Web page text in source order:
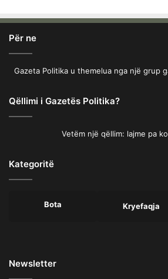
Për ne
Gazeta Politika u themelua nga një grup
Qëllimi i Gazetës Politika?
Vetëm një qëllim: lajme pa
Kategoritë
Bota Kryefaqja
Newsletter